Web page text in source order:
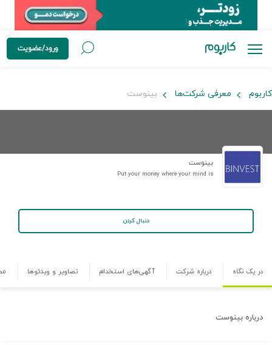
ورود/عضویت
کاربوم معرفی شرکت‌ها بینوست
بینوست
Put your money where your mind is
دنبال کردن
در یک نگاه درباره شرکت آگهی‌های استخدام تصاویر و ویدئوها
درباره بینوست